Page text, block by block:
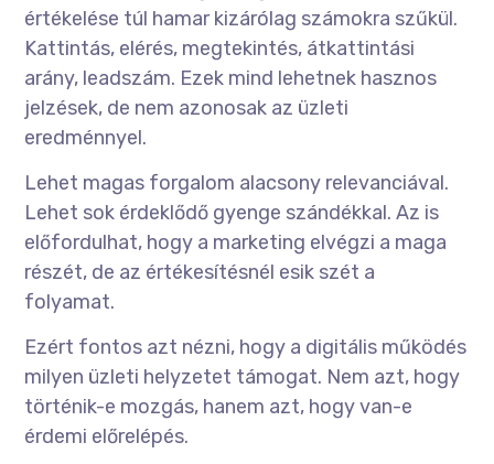
értékelése túl hamar kizárólag számokra szűkül.
Kattintás, elérés, megtekintés, átkattintási
arány, leadszám. Ezek mind lehetnek hasznos
jelzések, de nem azonosak az üzleti
eredménnyel.
Lehet magas forgalom alacsony relevanciával.
Lehet sok érdeklődő gyenge szándékkal. Az is
előfordulhat, hogy a marketing elvégzi a maga
részét, de az értékesítésnél esik szét a
folyamat.
Ezért fontos azt nézni, hogy a digitális működés
milyen üzleti helyzetet támogat. Nem azt, hogy
történik-e mozgás, hanem azt, hogy van-e
érdemi előrelépés.